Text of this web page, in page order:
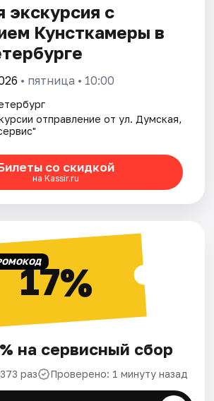
экскурсия с
​Кунсткамеры в
• пятница • 10:00
отправление от ул. Думская,
со скидкой
на Kassir.ru
17%
на сервисный сбор
раз Проверено: 1 минуту назад